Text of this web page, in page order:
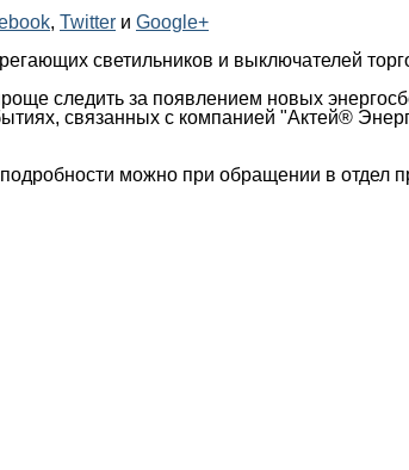
, Twitter и Google+
светильников и выключателей
следить за появлением новых
связанных с компанией "Актей®
можно при обращении в отдел